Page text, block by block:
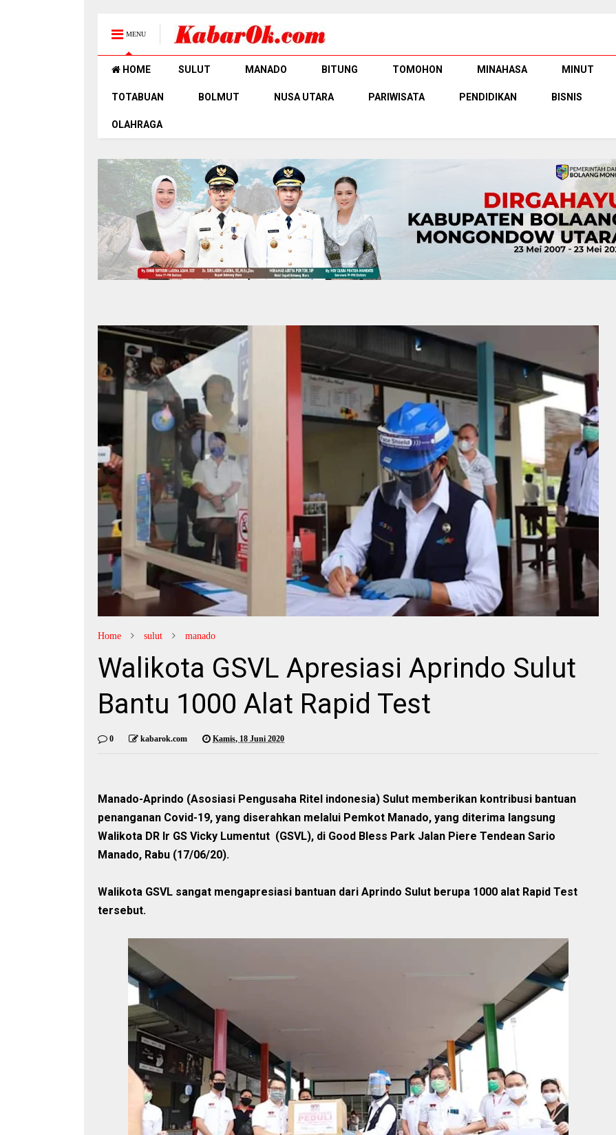
MENU
HOME SULUT MANADO BITUNG TOMOHON MINAHASA MINUT
TOTABUAN BOLMUT NUSA UTARA PARIWISATA PENDIDIKAN BISNIS
OLAHRAGA
Home sulut manado
Walikota GSVL Apresiasi Aprindo Sulut
Bantu 1000 Alat Rapid Test
0 kabarok.com Kamis, 18 Juni 2020
Manado-Aprindo (Asosiasi Pengusaha Ritel indonesia) Sulut memberikan kontribusi bantuan
penanganan Covid-19, yang diserahkan melalui Pemkot Manado, yang diterima langsung
Walikota DR Ir GS Vicky Lumentut (GSVL), di Good Bless Park Jalan Piere Tendean Sario
Manado, Rabu (17/06/20).
Walikota GSVL sangat mengapresiasi bantuan dari Aprindo Sulut berupa 1000 alat Rapid Test
tersebut.